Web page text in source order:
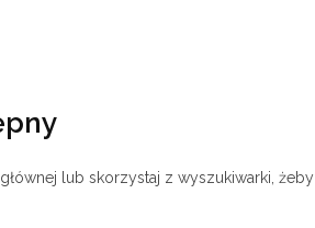
lub skorzystaj z wyszukiwarki, żeby